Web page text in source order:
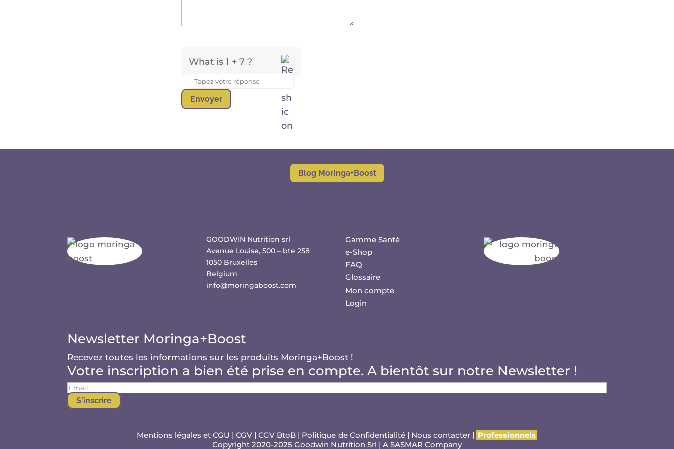
What is 1 + 7 ?
wer
for
Envoyer
Blog Moringa+Boost
GOODWIN Nutrition srl
Avenue Louise, 500 – bte 258
1050 Bruxelles
Belgium
info@moringaboost.com
Gamme Santé
e-Shop
FAQ
Glossaire
Mon compte
Login
Newsletter Moringa+Boost
Recevez toutes les informations sur les produits Moringa+Boost !
Votre inscription a bien été prise en compte. A bientôt sur notre Newsletter !
S'inscrire
Mentions légales et CGU | CGV | CGV BtoB | Politique de Confidentialité | Nous contacter | Professionnels
Copyright 2020-2025 Goodwin Nutrition Srl | A SASMAR Company